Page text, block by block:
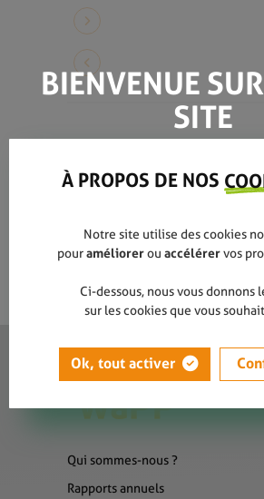
Qui sommes-nous ?
Rapports annuels
BIENVENUE
SITE
À PROPOS DE NOS
Notre site utilise des cookies
pouraméliorerou accélérervos
Ci-dessous, nous vous donnons
sur les cookies que vous
Ok, tout activer